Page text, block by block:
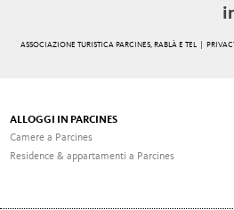
ASSOCIAZIONE TURISTICA PARCINES, RABLÀ E TEL |
ALLOGGI IN PARCINES
Camere a Parcines
Residence & appartamenti a Parcines